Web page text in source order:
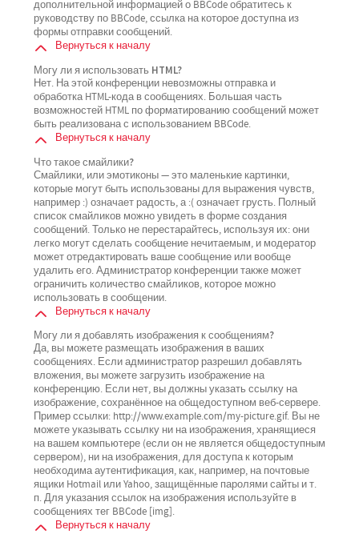
дополнительной информацией о BBCode обратитесь к
руководству по BBCode, ссылка на которое доступна из
формы отправки сообщений.
Вернуться к началу
Могу ли я использовать HTML?
Нет. На этой конференции невозможны отправка и
обработка HTML-кода в сообщениях. Большая часть
возможностей HTML по форматированию сообщений может
быть реализована с использованием BBCode.
Вернуться к началу
Что такое смайлики?
Смайлики, или эмотиконы — это маленькие картинки,
которые могут быть использованы для выражения чувств,
например :) означает радость, а :( означает грусть. Полный
список смайликов можно увидеть в форме создания
сообщений. Только не перестарайтесь, используя их: они
легко могут сделать сообщение нечитаемым, и модератор
может отредактировать ваше сообщение или вообще
удалить его. Администратор конференции также может
ограничить количество смайликов, которое можно
использовать в сообщении.
Вернуться к началу
Могу ли я добавлять изображения к сообщениям?
Да, вы можете размещать изображения в ваших
сообщениях. Если администратор разрешил добавлять
вложения, вы можете загрузить изображение на
конференцию. Если нет, вы должны указать ссылку на
изображение, сохранённое на общедоступном веб-сервере.
Пример ссылки: http://www.example.com/my-picture.gif. Вы не
можете указывать ссылку ни на изображения, хранящиеся
на вашем компьютере (если он не является общедоступным
сервером), ни на изображения, для доступа к которым
необходима аутентификация, как, например, на почтовые
ящики Hotmail или Yahoo, защищённые паролями сайты и т.
п. Для указания ссылок на изображения используйте в
сообщениях тег BBCode [img].
Вернуться к началу